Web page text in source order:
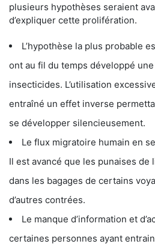
plusieurs hypothèses seraient
d’expliquer cette prolifération.
L’hypothèse la plus probable
ont au fil du temps développé
insecticides. L’utilisation
entraîné un effet inverse
se développer silencieusement.
Le flux migratoire humain en
Il est avancé que les punaises
dans les bagages de certains
d’autres contrées.
Le manque d’information et
certaines personnes ayant